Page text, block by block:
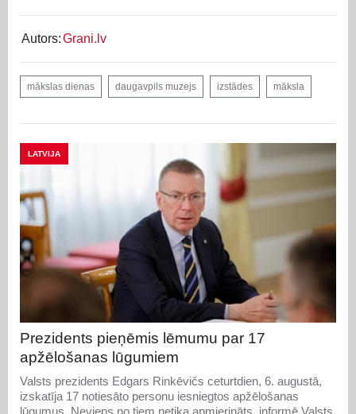
Autors:Grani.lv
mākslas dienas daugavpils muzejs izstādes māksla
LATVIJA
Prezidents pieņēmis lēmumu par 17
apžēlošanas lūgumiem
Valsts prezidents Edgars Rinkēvičs ceturtdien, 6. augustā,
izskatīja 17 notiesāto personu iesniegtos apžēlošanas